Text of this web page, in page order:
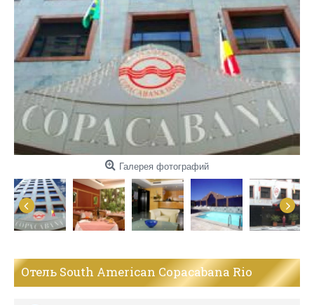
Галерея фотографий
Отель South American Copacabana Rio